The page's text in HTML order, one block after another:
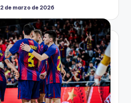
2 de marzo de 2026